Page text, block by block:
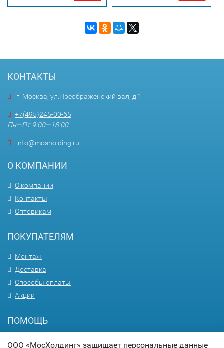
КОНТАКТЫ
г. Москва, ул.Преображенский вал, д.1
+7(495)245-00-65
Пн—Пт 9:00—18:00
info@mosholding.ru
О КОМПАНИИ
О компании
Контакты
Оптовикам
ПОКУПАТЕЛЯМ
Монтаж
Доставка
Способы оплаты
Акции
ПОМОЩЬ
ООО «МосХолдинг» защищает персональные данные